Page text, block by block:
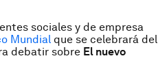
sociales y de empresa
Mundial que se celebrará del
debatir sobre El nuevo